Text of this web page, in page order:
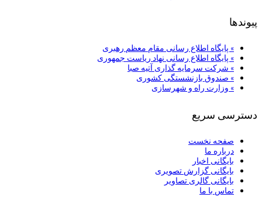
پیوندها
» پایگاه اطلاع رسانی مقام معظم رهبری
» پایگاه اطلاع رسانی نهاد ریاست جمهوری
» شركت سرمایه گذاری آتیه صبا
» صندوق بازنشستگی کشوری
» وزارت راه و شهرسازی
دسترسی سریع
صفحه نخست
درباره ما
بایگانی اخبار
بایگانی گزارش تصویری
بایگانی گالری تصاویر
تماس با ما